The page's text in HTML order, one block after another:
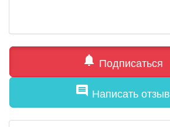
notifications Подписаться
comment Написать отзыв